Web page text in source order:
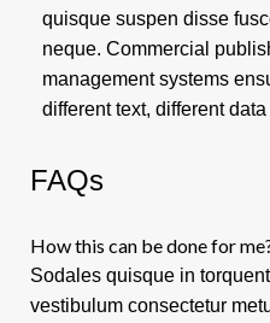
quisque suspen disse
neque. Commercial
management systems
different text, different
FAQs
How this can be done for
Sodales quisque in
vestibulum consectetur